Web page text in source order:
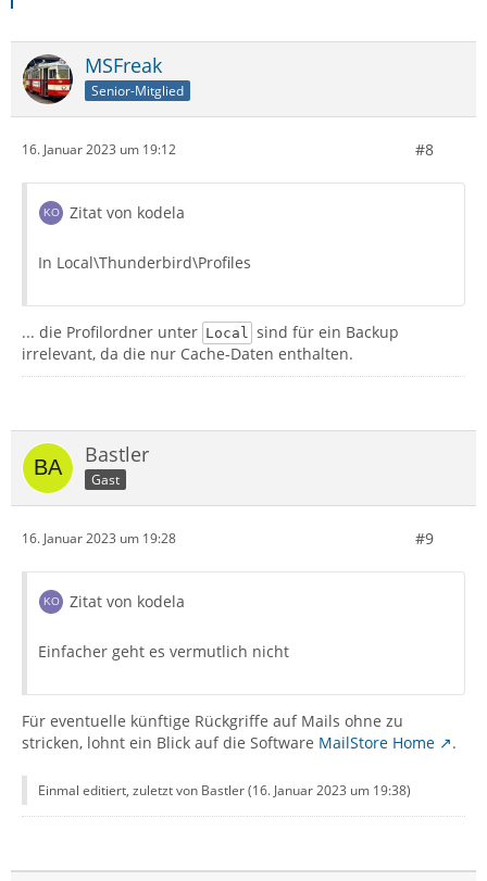
MSFreak
Senior-Mitglied
16. Januar 2023 um 19:12 #8
Zitat von kodela
In Local\Thunderbird\Profiles
... die Profilordner unter Local
sind für ein Backup
irrelevant, da die nur Cache-Daten enthalten.
Bastler
Gast
16. Januar 2023 um 19:28 #9
Zitat von kodela
Einfacher geht es vermutlich nicht
Für eventuelle künftige Rückgriffe auf Mails ohne zu
stricken, lohnt ein Blick auf die Software MailStore Home .
Einmal editiert, zuletzt von Bastler (16. Januar 2023 um 19:38)